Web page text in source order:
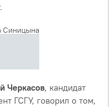
Черкасов, кандидат
ГСГУ, говорил о том,